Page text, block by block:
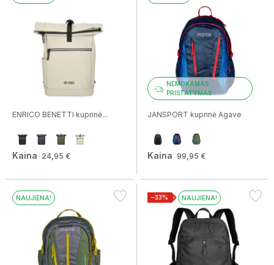
ENRICO BENETTI kuprinė...
Kaina 24,95 €
NEMOKAMAS
PRISTATYMAS
JANSPORT kuprinė Agave
Kaina 99,95 €
NAUJIENA! −33% NAUJIENA!